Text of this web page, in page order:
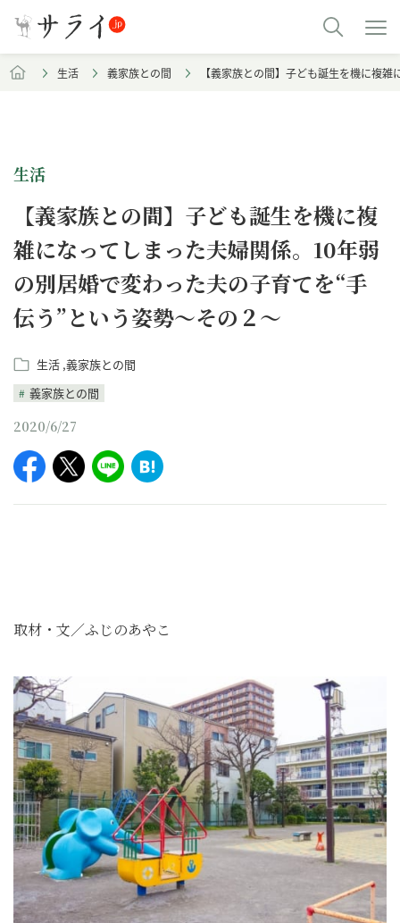
生活 義家族との間 【義家族との間】子ども誕生を機に複
生活
【義家族との間】子ども誕生を機に複
雑になってしまった夫婦関係。10年弱
の別居婚で変わった夫の子育てを“手
伝う”という姿勢～その２～
生活 義家族との間
義家族との間
2020/6/27
取材・文／ふじのあやこ